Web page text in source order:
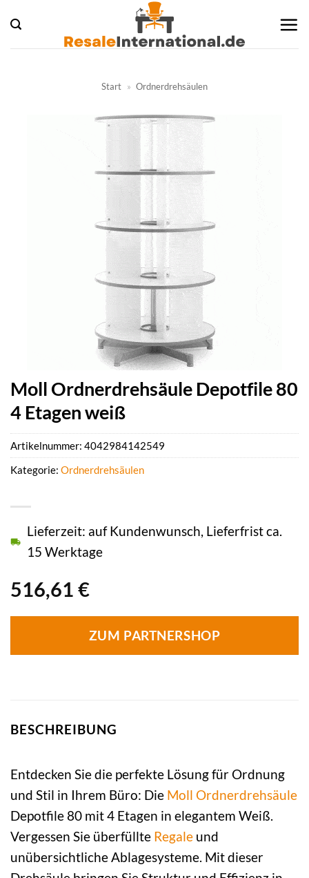
Inhalt
springen
Start » Ordnerdrehsäulen
Moll Ordnerdrehsäule Depotfile 80
4 Etagen weiß
516,61 €
Lieferzeit: auf Kundenwunsch, Lieferfrist ca.
15 Werktage
ZUM PARTNERSHOP
Artikelnummer: 4042984142549
Kategorie: Ordnerdrehsäulen
BESCHREIBUNG
Entdecken Sie die perfekte Lösung für Ordnung
und Stil in Ihrem Büro: Die Moll Ordnerdrehsäule
Depotfile 80 mit 4 Etagen in elegantem Weiß.
Vergessen Sie überfüllte Regale und
unübersichtliche Ablagesysteme. Mit dieser